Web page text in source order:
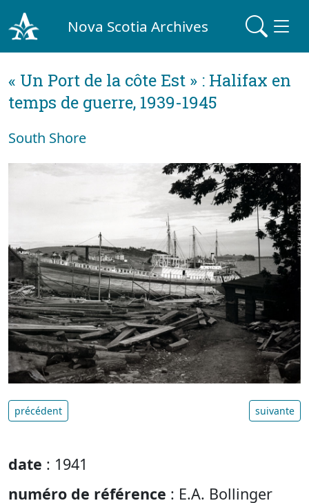
Nova Scotia Archives
« Un Port de la côte Est » : Halifax en
temps de guerre, 1939-1945
South Shore
précédent suivante
date : 1941
numéro de référence : E.A. Bollinger